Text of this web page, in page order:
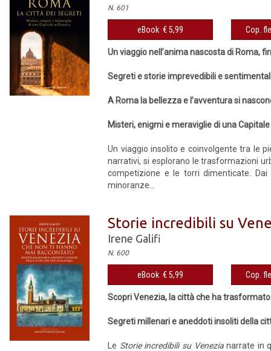
N. 601
eBook € 5,99 Cop.
Un viaggio nell’anima nascosta di Roma,
Segreti e storie imprevedibili e
A Roma la bellezza e l’avventura si
Misteri, enigmi e meraviglie di una
Un viaggio insolito e coinvolgente tra le
narrativi, si esplorano le trasformazioni
competizione e le torri dimenticate.
minoranze...
Storie incredibili su
Irene Galifi
N. 600
eBook € 5,99 Cop.
Scopri Venezia, la città che ha
Segreti millenari e aneddoti insoliti della
Le Storie incredibili su Venezianarrate in